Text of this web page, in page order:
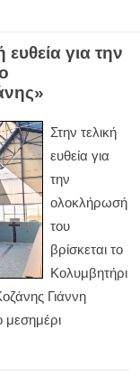
για την
Στην τελική
ευθεία για
την
ολοκλήρωσή
του
βρίσκεται το
Κολυμβητήρι
Γιάννη
μεσημέρι